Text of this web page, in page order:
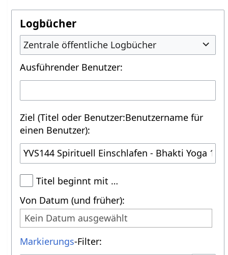
Logbücher
Zentrale öffentliche Logbücher
Ausführender Benutzer:
Ziel (Titel oder Benutzer:Benutzername für
einen Benutzer):
Titel beginnt mit …
Von Datum (und früher):
Kein Datum ausgewählt
Markierungs-Filter: